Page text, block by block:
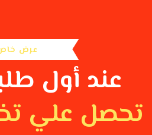
تحصل علي
عند أول
عرض